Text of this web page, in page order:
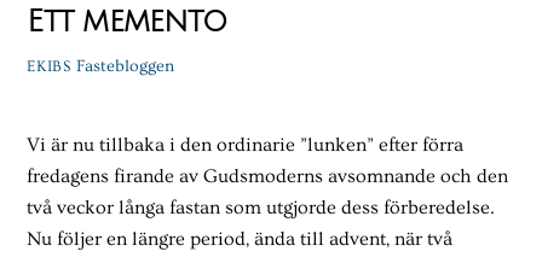
Ett memento
EKIBS Fastebloggen
Vi är nu tillbaka i den ordinarie ”lunken” efter förra
fredagens firande av Gudsmoderns avsomnande och den
två veckor långa fastan som utgjorde dess förberedelse.
Nu följer en längre period, ända till advent, när två